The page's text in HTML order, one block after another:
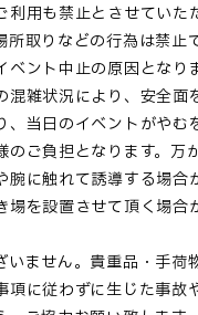
用も禁止とさせていた
取りなどの行為は禁止で
ント中止の原因となりま
雑状況により、安全面
当日のイベントがやむ
ご負担となります。万
に触れて誘導する場合
を設置させて頂く場
ません。貴重品・手荷
に従わずに生じた事故